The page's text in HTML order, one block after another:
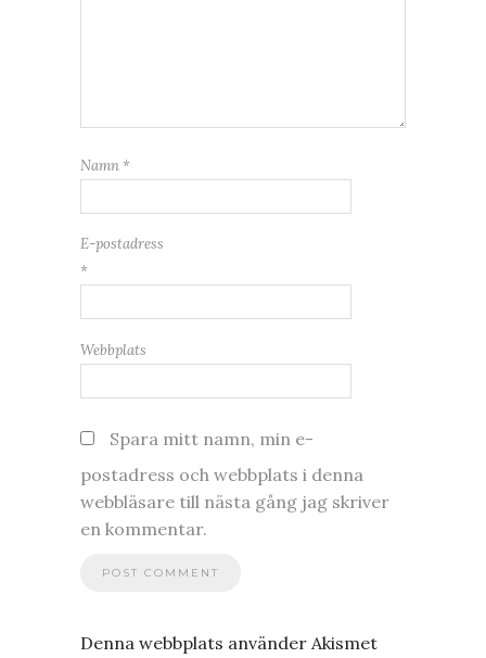
Namn *
E-postadress
*
Webbplats
Spara mitt namn, min e-
postadress och webbplats i denna
webbläsare till nästa gång jag skriver
en kommentar.
Denna webbplats använder Akismet